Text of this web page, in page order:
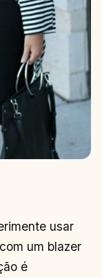
usar
um blazer
é